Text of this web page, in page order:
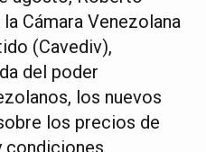
Cámara Venezolana
(Cavediv),
del poder
los nuevos
los precios de